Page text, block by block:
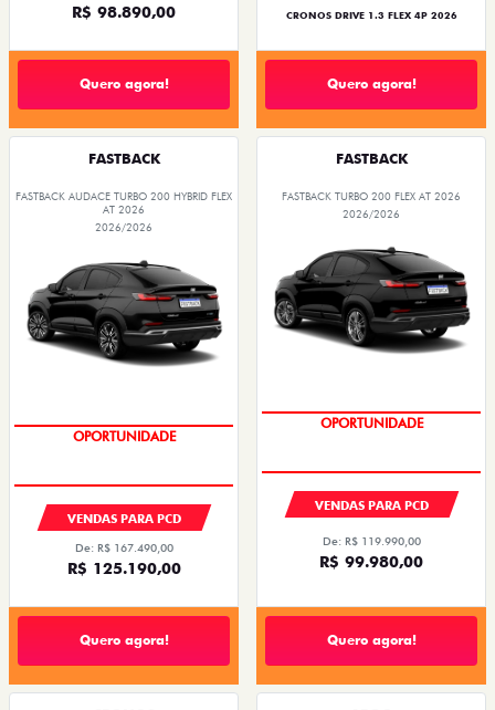
R$ 98.890,00
Quero agora!
CRONOS DRIVE 1.3 FLEX 4P 2026
Quero agora!
FASTBACK
FASTBACK AUDACE TURBO 200 HYBRID FLEX
AT 2026
2026/2026
OPORTUNIDADE
VENDAS PARA PCD
De: R$ 167.490,00
R$ 125.190,00
Quero agora!
FASTBACK
FASTBACK TURBO 200 FLEX AT 2026
2026/2026
OPORTUNIDADE
VENDAS PARA PCD
De: R$ 119.990,00
R$ 99.980,00
Quero agora!